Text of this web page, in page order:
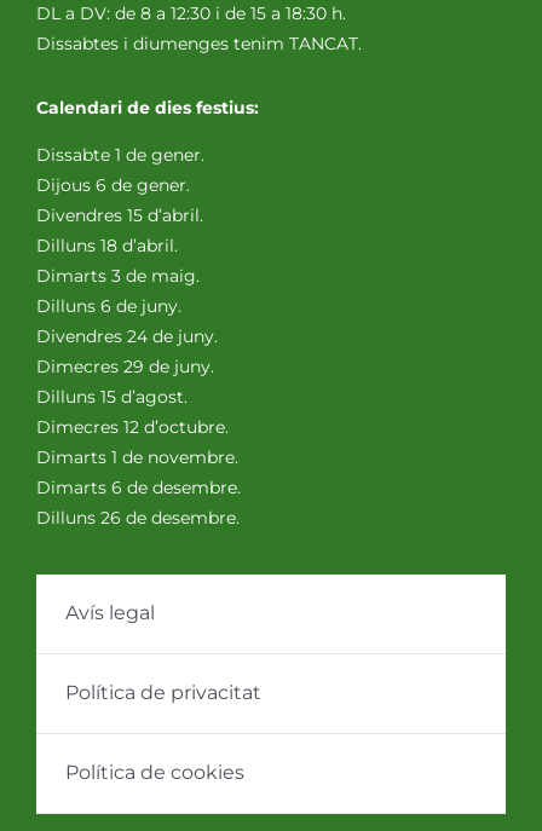
DL a DV: de 8 a 12:30 i de 15 a 18:30 h.
Dissabtes i diumenges tenim TANCAT.
Calendari de dies festius:
Dissabte 1 de gener.
Dijous 6 de gener.
Divendres 15 d’abril.
Dilluns 18 d’abril.
Dimarts 3 de maig.
Dilluns 6 de juny.
Divendres 24 de juny.
Dimecres 29 de juny.
Dilluns 15 d’agost.
Dimecres 12 d’octubre.
Dimarts 1 de novembre.
Dimarts 6 de desembre.
Dilluns 26 de desembre.
Avís legal
Política de privacitat
Política de cookies